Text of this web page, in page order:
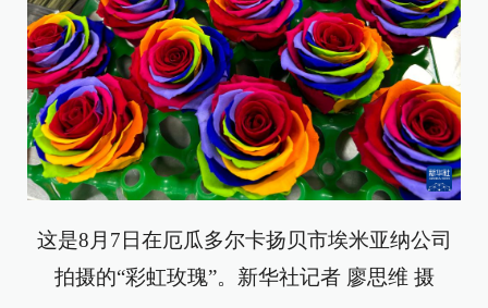
这是8月7日在厄瓜多尔卡扬贝市埃米亚纳公司
拍摄的“彩虹玫瑰”。新华社记者 廖思维 摄